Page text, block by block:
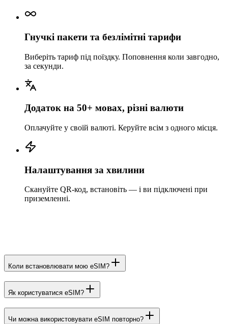
Гнучкі пакети та безлімітні тарифи
Виберіть тариф під поїздку. Поповнення коли завгодно,
за секунди.
Додаток на 50+ мовах, різні валюти
Оплачуйте у своїй валюті. Керуйте всім з одного місця.
Налаштування за хвилини
Скануйте QR-код, встановіть — і ви підключені при
приземленні.
Коли встановлювати мою eSIM?
Як користуватися eSIM?
Чи можна використовувати eSIM повторно?